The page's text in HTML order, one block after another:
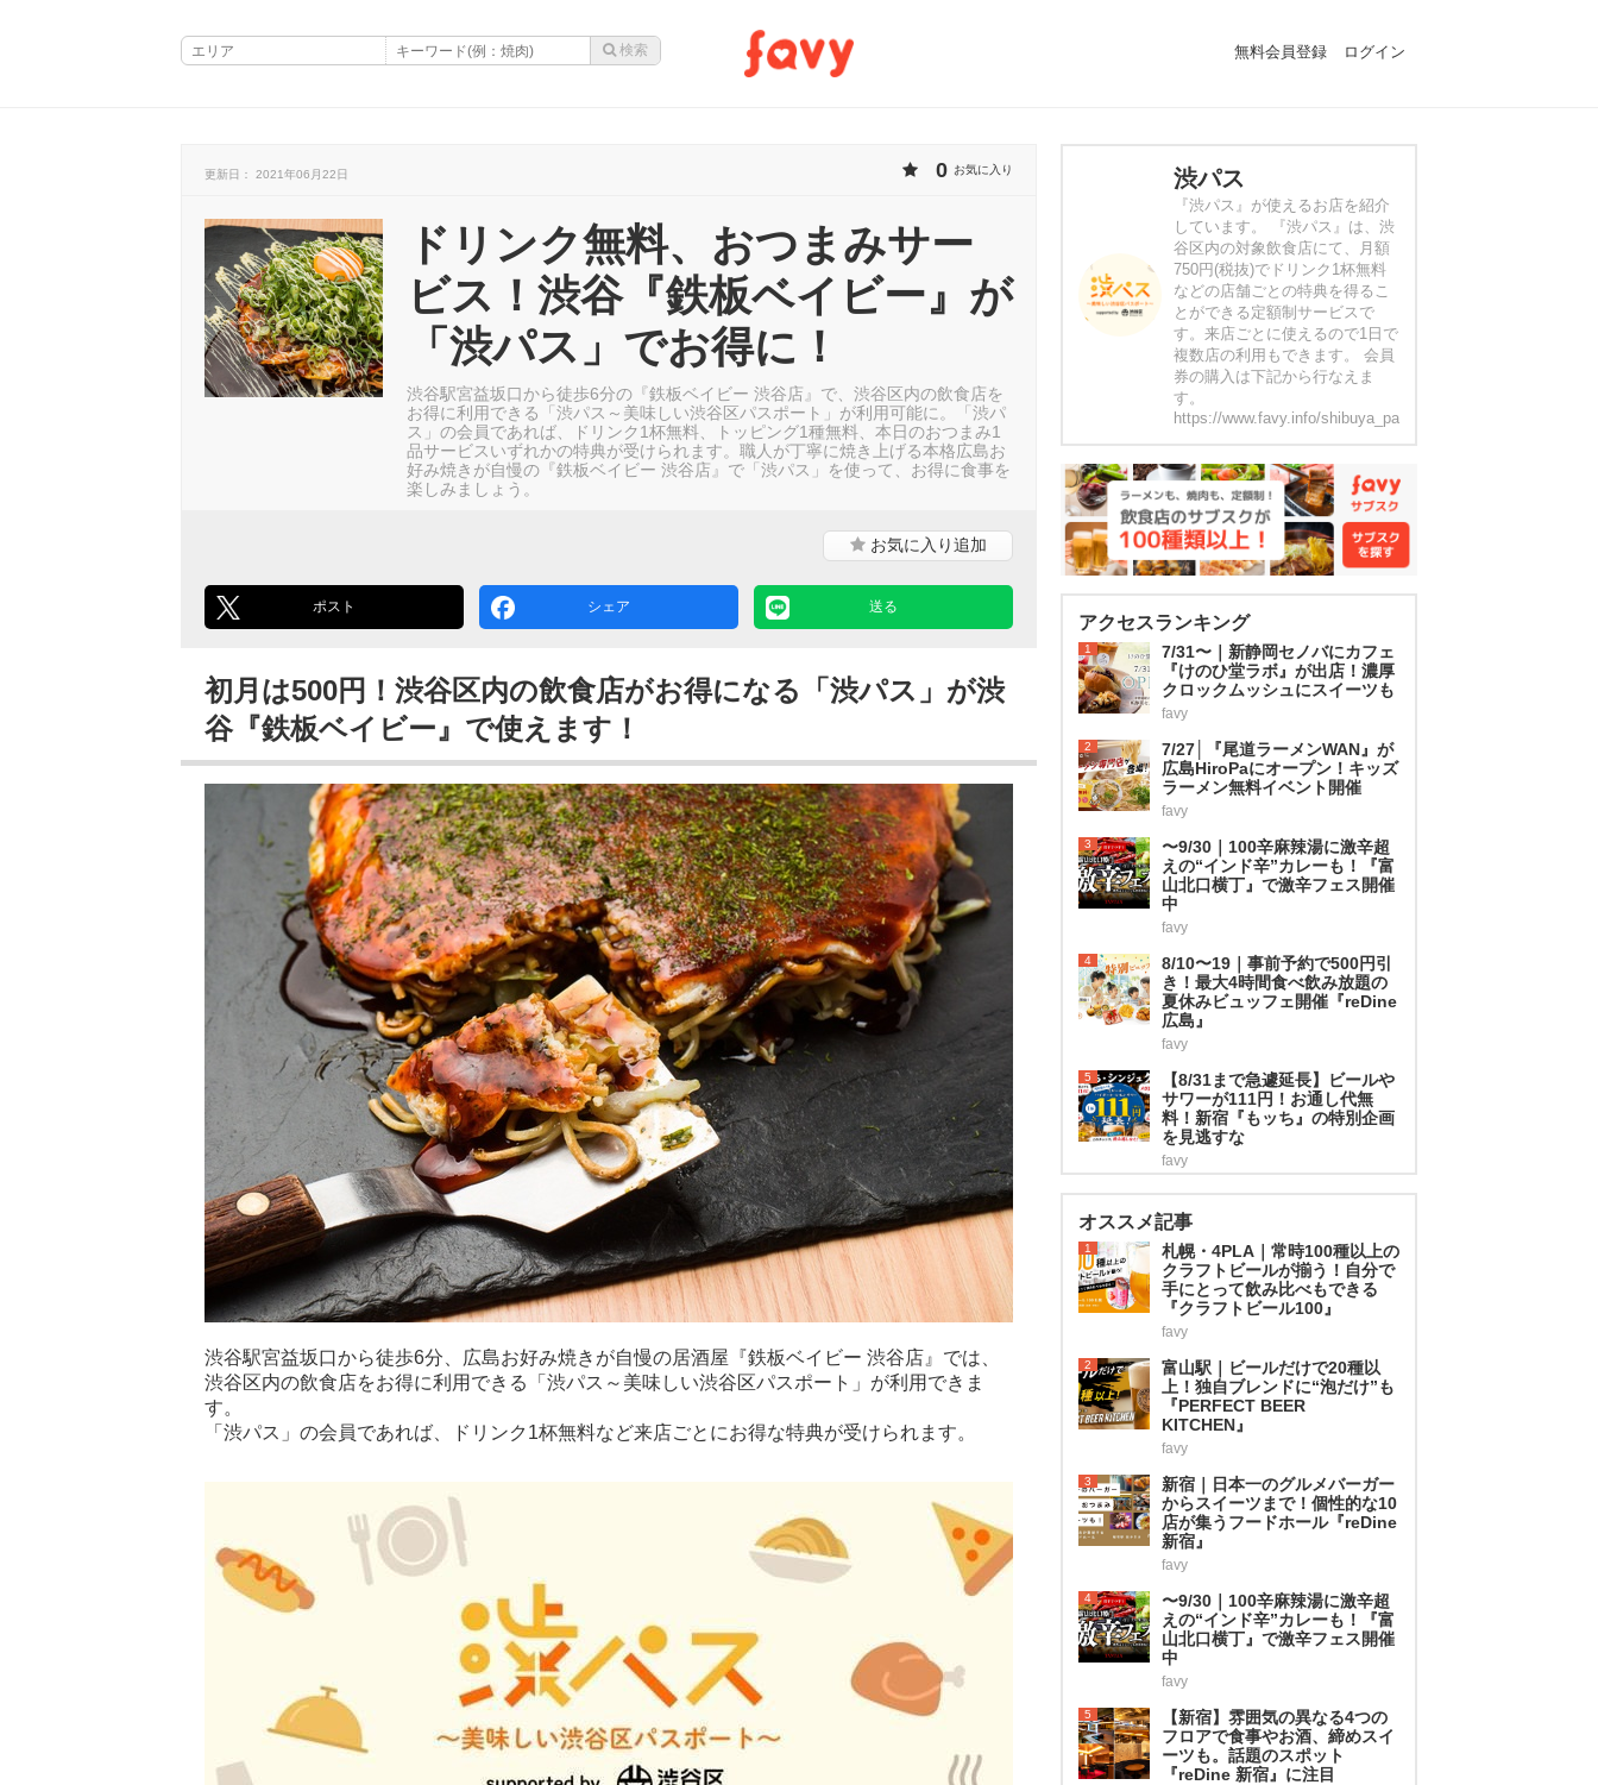
無料会員登録 ログイン
更新日： 2021年06月22日 0 お気に入り
ドリンク無料、おつまみサー
ビス！渋谷『鉄板ベイビー』が
「渋パス」でお得に！
渋谷駅宮益坂口から徒歩6分の『鉄板ベイビー 渋谷店』で、渋谷区内の飲食店を
お得に利用できる「渋パス～美味しい渋谷区パスポート」が利用可能に。「渋パ
ス」の会員であれば、ドリンク1杯無料、トッピング1種無料、本日のおつまみ1
品サービスいずれかの特典が受けられます。職人が丁寧に焼き上げる本格広島お
好み焼きが自慢の『鉄板ベイビー 渋谷店』で「渋パス」を使って、お得に食事を
楽しみましょう。
お気に入り追加
ポスト シェア 送る
初月は500円！渋谷区内の飲食店がお得になる「渋パス」が渋
谷『鉄板ベイビー』で使えます！
渋谷駅宮益坂口から徒歩6分、広島お好み焼きが自慢の居酒屋『鉄板ベイビー 渋谷店』では、
渋谷区内の飲食店をお得に利用できる「渋パス～美味しい渋谷区パスポート」が利用できま
す。
「渋パス」の会員であれば、ドリンク1杯無料など来店ごとにお得な特典が受けられます。
渋パス
『渋パス』が使えるお店を紹介
しています。 『渋パス』は、渋
谷区内の対象飲食店にて、月額
750円(税抜)でドリンク1杯無料
などの店舗ごとの特典を得るこ
とができる定額制サービスで
す。来店ごとに使えるので1日で
複数店の利用もできます。 会員
券の購入は下記から行なえま
す。
https://www.favy.info/shibuya_passport_c/lp01
アクセスランキング
1
7/31〜｜新静岡セノバにカフェ
『けのひ堂ラボ』が出店！濃厚
クロックムッシュにスイーツも
favy
2
7/27│『尾道ラーメンWAN』が
広島HiroPaにオープン！キッズ
ラーメン無料イベント開催
favy
3
〜9/30｜100辛麻辣湯に激辛超
えの“インド辛”カレーも！『富
山北口横丁』で激辛フェス開催
中
favy
4
8/10〜19｜事前予約で500円引
き！最大4時間食べ飲み放題の
夏休みビュッフェ開催『reDine
広島』
favy
5
【8/31まで急遽延長】ビールや
サワーが111円！お通し代無
料！新宿『もッち』の特別企画
を見逃すな
favy
オススメ記事
1
札幌・4PLA｜常時100種以上の
クラフトビールが揃う！自分で
手にとって飲み比べもできる
『クラフトビール100』
favy
2
富山駅｜ビールだけで20種以
上！独自ブレンドに“泡だけ”も
『PERFECT BEER
KITCHEN』
favy
3
新宿｜日本一のグルメバーガー
からスイーツまで！個性的な10
店が集うフードホール『reDine
新宿』
favy
4
〜9/30｜100辛麻辣湯に激辛超
えの“インド辛”カレーも！『富
山北口横丁』で激辛フェス開催
中
favy
5
【新宿】雰囲気の異なる4つの
フロアで食事やお酒、締めスイ
ーツも。話題のスポット
『reDine 新宿』に注目